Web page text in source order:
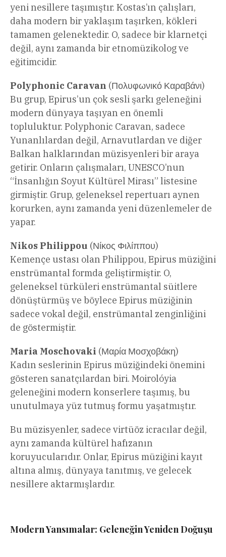
yeni nesillere taşımıştır. Kostas’ın çalışları,
daha modern bir yaklaşım taşırken, kökleri
tamamen gelenektedir. O, sadece bir klarnetçi
değil, aynı zamanda bir etnomüzikolog ve
eğitimcidir.
Polyphonic Caravan (Πολυφωνικό Καραβάνι)
Bu grup, Epirus’un çok sesli şarkı geleneğini
modern dünyaya taşıyan en önemli
topluluktur. Polyphonic Caravan, sadece
Yunanlılardan değil, Arnavutlardan ve diğer
Balkan halklarından müzisyenleri bir araya
getirir. Onların çalışmaları, UNESCO’nun
“İnsanlığın Soyut Kültürel Mirası” listesine
girmiştir. Grup, geleneksel repertuarı aynen
korurken, aynı zamanda yeni düzenlemeler de
yapar.
Nikos Philippou (Νίκος Φιλίππου)
Kemençe ustası olan Philippou, Epirus müziğini
enstrümantal formda geliştirmiştir. O,
geleneksel türküleri enstrümantal süitlere
dönüştürmüş ve böylece Epirus müziğinin
sadece vokal değil, enstrümantal zenginliğini
de göstermiştir.
Maria Moschovaki (Μαρία Μοσχοβάκη)
Kadın seslerinin Epirus müziğindeki önemini
gösteren sanatçılardan biri. Moirolóyia
geleneğini modern konserlere taşımış, bu
unutulmaya yüz tutmuş formu yaşatmıştır.
Bu müzisyenler, sadece virtüöz icracılar değil,
aynı zamanda kültürel hafızanın
koruyucularıdır. Onlar, Epirus müziğini kayıt
altına almış, dünyaya tanıtmış, ve gelecek
nesillere aktarmışlardır.
Modern Yansımalar: Geleneğin Yeniden Doğuşu